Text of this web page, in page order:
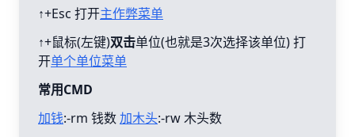
↑+Esc 打开主作弊菜单
↑+鼠标(左键)双击单位(也就是3次选择该单位) 打
开单个单位菜单
常用CMD
加钱:-rm 钱数加木头:-rw 木头数